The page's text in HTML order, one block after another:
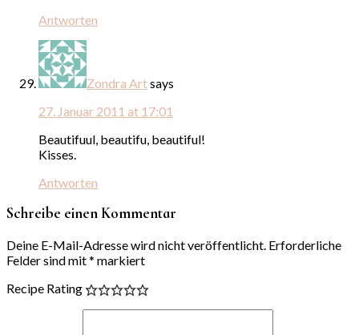
Antworten
Zondra Artsays
27. Januar 2011 at 17:01
Beautifuul, beautifu, beautiful!
Kisses.
Antworten
Schreibe einen Kommentar
Deine E-Mail-Adresse wird nicht veröffentlicht. Erforderliche
Felder sind mit* markiert
Recipe Rating